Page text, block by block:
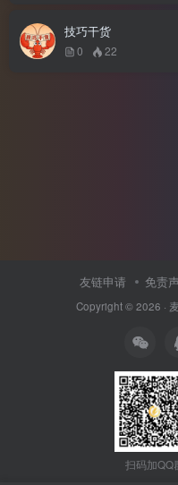
技巧干货
0 22
友链申请 免责
Copyright © 2026 ·
扫码加QQ